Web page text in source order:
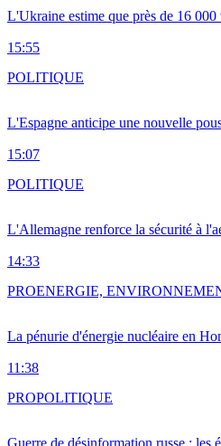
L'Ukraine estime que près de 16 000
15:55
L'Espagne anticipe une nouvelle
15:07
POLITIQUE
L'Allemagne renforce la sécurité à
14:33
POLITIQUE
La pénurie d'énergie nucléaire en
11:38
PROENERGIE,
Guerre de désinformation russe : les
PROPOLITIQUE